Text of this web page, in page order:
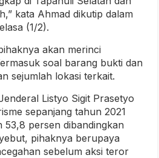
kata Ahmad dikutip dalam
(1/2).
akan merinci
soal barang bukti dan
sejumlah lokasi terkait.
Listyo Sigit Prasetyo
sepanjang tahun 2021
53,8 persen dibandingkan
pihaknya berupaya
sebelum aksi teror